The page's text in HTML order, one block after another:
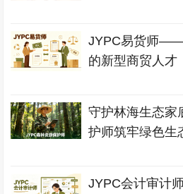
JYPC易货师——
的新型商贸人才
守护林海生态家
护师筑牢绿色生
JYPC会计审计